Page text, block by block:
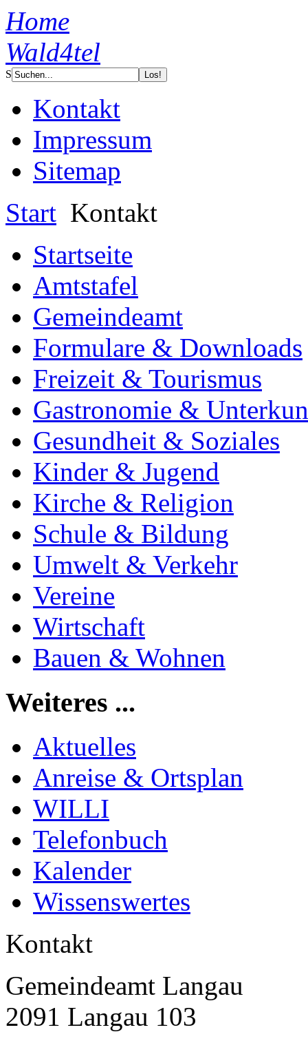
Home
Wald4tel
S
Kontakt
Impressum
Sitemap
Start Kontakt
Startseite
Amtstafel
Gemeindeamt
Formulare & Downloads
Freizeit & Tourismus
Gastronomie &
Gesundheit & Soziales
Kinder & Jugend
Kirche & Religion
Schule & Bildung
Umwelt & Verkehr
Vereine
Wirtschaft
Bauen & Wohnen
Weiteres ...
Aktuelles
Anreise & Ortsplan
WILLI
Telefonbuch
Kalender
Wissenswertes
Kontakt
Gemeindeamt Langau
2091 Langau 103